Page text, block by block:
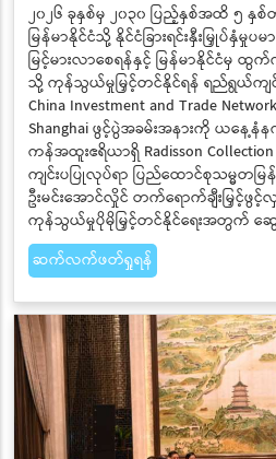
၂၀၂၆ ခုနှစ်မှ ၂၀၃၀ ပြည့်နှစ်အထိ ၅
မြန်မာနိုင်ငံသို့ နိုင်ငံခြားရင်းနှီးမြှုပ်နှံ
မြင့်မားလာစေရန်နှင့် မြန်မာနိုင်ငံမှ ထွ
သို့ ကုန်သွယ်မှုမြှင့်တင်နိုင်ရန် ရည်ရွယ်ကျင်
China Investment and Trade
Shanghai ဖွင့်ပွဲအခမ်းအနားကို ယနေ့နံ
ကန်အထူးဧရိယာရှိ Radisson
ကျင်းပပြုလုပ်ရာ ပြည်ထောင်စုသမ္မတမ
ဦးမင်းအောင်လှိုင် တက်ရောက်ချီးမြှင့်ဖွင့်လှ
ကုန်သွယ်မှုပိုမိုမြှင့်တင်နိုင်ရေးအတွက် ဆွေး
ဆက်လက်ဖတ်ရှုရန်